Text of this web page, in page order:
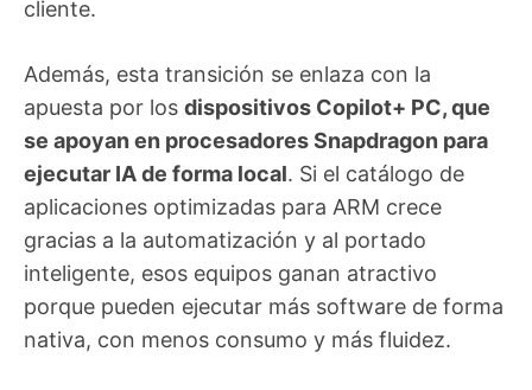
cliente.
Además, esta transición se enlaza con la
apuesta por los dispositivos Copilot+ PC, que
se apoyan en procesadores Snapdragon para
ejecutar IA de forma local. Si el catálogo de
aplicaciones optimizadas para ARM crece
gracias a la automatización y al portado
inteligente, esos equipos ganan atractivo
porque pueden ejecutar más software de forma
nativa, con menos consumo y más fluidez.